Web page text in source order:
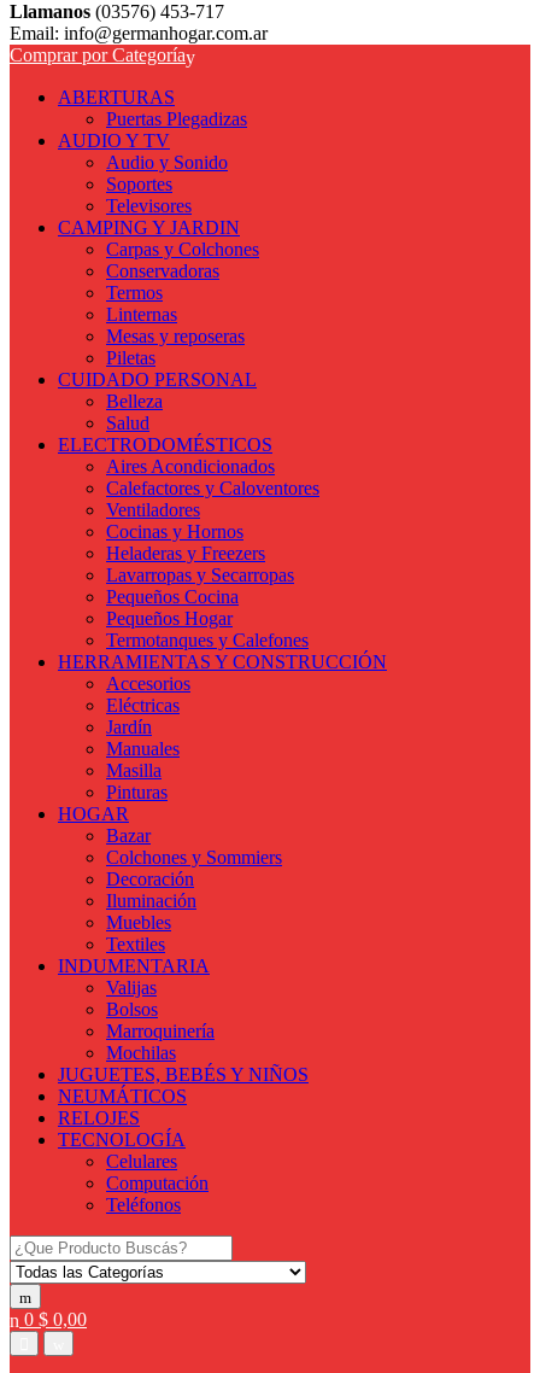
Llamanos (03576) 453-717
Email: info@germanhogar.com.ar
Comprar por Categoría
ABERTURAS
Puertas Plegadizas
AUDIO Y TV
Audio y Sonido
Soportes
Televisores
CAMPING Y JARDIN
Carpas y Colchones
Conservadoras
Termos
Linternas
Mesas y reposeras
Piletas
CUIDADO PERSONAL
Belleza
Salud
ELECTRODOMÉSTICOS
Aires Acondicionados
Calefactores y Caloventores
Ventiladores
Cocinas y Hornos
Heladeras y Freezers
Lavarropas y Secarropas
Pequeños Cocina
Pequeños Hogar
Termotanques y Calefones
HERRAMIENTAS Y CONSTRUCCIÓN
Accesorios
Eléctricas
Jardín
Manuales
Masilla
Pinturas
HOGAR
Bazar
Colchones y Sommiers
Decoración
Iluminación
Muebles
Textiles
INDUMENTARIA
Valijas
Bolsos
Marroquinería
Mochilas
JUGUETES, BEBÉS Y NIÑOS
NEUMÁTICOS
RELOJES
TECNOLOGÍA
Celulares
Computación
Teléfonos
Search
for:
0 $ 0,00